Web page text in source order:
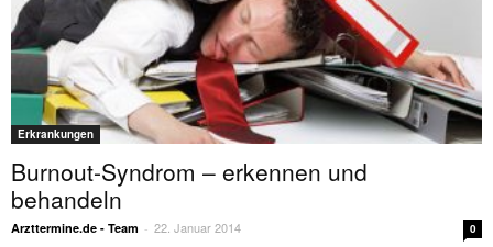
Erkrankungen
Burnout-Syndrom – erkennen und
behandeln
Arzttermine.de - Team - 22. Januar 2014 0